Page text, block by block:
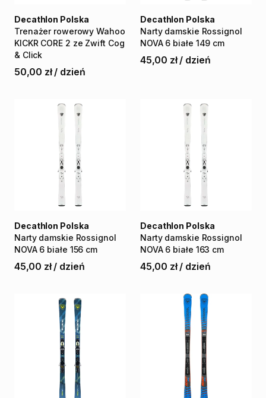
Trenażer rowerowy Wahoo
KICKR CORE 2 ze Zwift Cog
& Click
Decathlon Polska
50,00 zł / dzień
Narty damskie Rossignol
NOVA 6 białe 149 cm
Decathlon Polska
45,00 zł / dzień
Narty damskie Rossignol
NOVA 6 białe 156 cm
Decathlon Polska
45,00 zł / dzień
Narty damskie Rossignol
NOVA 6 białe 163 cm
Decathlon Polska
45,00 zł / dzień